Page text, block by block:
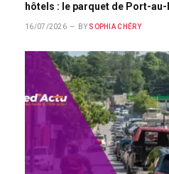
hôtels : le parquet de Port-
16/07/2026 BY SOPHIA CHÉRY